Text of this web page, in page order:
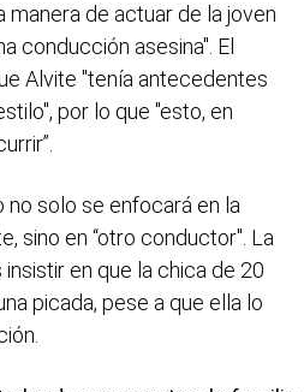
manera de actuar de la joven
conducción asesina". El
Alvite "tenía antecedentes
por lo que "esto, en
no solo se enfocará en la
sino en “otro conductor". La
en que la chica de 20
picada, pese a que ella lo